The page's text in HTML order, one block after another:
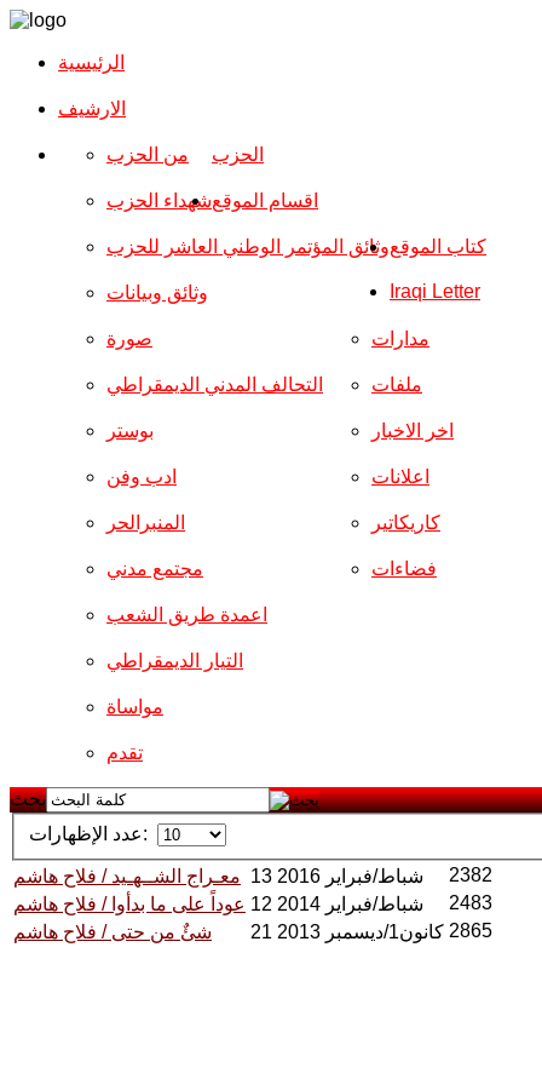
الرئيسية
الارشیف
الحزب من الحزب
شهداء الحزب
وثائق المؤتمر الوطني العاشر للحزب
وثائق وبيانات
اقسام الموقع
صورة
التحالف المدني الديمقراطي
بوستر
ادب وفن
المنبرالحر
مجتمع مدني
مدارات
ملفات
اخر الاخبار
اعلانات
كاريكاتير
فضاءات
اعمدة طريق الشعب
التيار الديمقراطي
مواساة
تقدم
كتاب الموقع
Iraqi Letter
بحث
عدد الإظهارات:
معـراج الشــهـيد / فلاح هاشم 13 شباط/فبراير 2016
2382
عوداً على ما بدأوا / فلاح هاشم
12 شباط/فبراير 2014
2483
شئٌ من حتى / فلاح هاشم
21 كانون1/ديسمبر 2013 2865